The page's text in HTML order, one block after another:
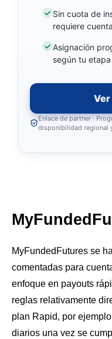
Sin cuota de
requiere
Asignación
según tu
Enlace de partner ·
disponibilidad regional
MyFundedFutures se
comentadas para
enfoque en payouts
reglas relativamente
plan Rapid, por
diarios una vez se